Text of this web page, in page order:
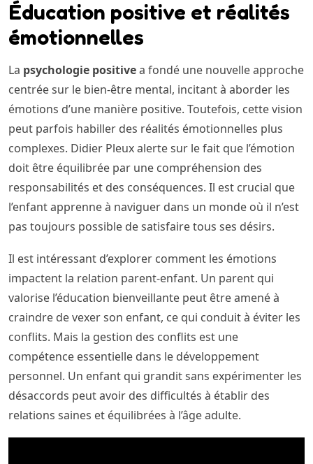
Éducation positive et réalités
émotionnelles
La psychologie positivea fondé une nouvelle approche
centrée sur le bien-être mental, incitant à aborder les
émotions d’une manière positive. Toutefois, cette vision
peut parfois habiller des réalités émotionnelles plus
complexes. Didier Pleux alerte sur le fait que l’émotion
doit être équilibrée par une compréhension des
responsabilités et des conséquences. Il est crucial que
l’enfant apprenne à naviguer dans un monde où il n’est
pas toujours possible de satisfaire tous ses désirs.
Il est intéressant d’explorer comment les émotions
impactent la relation parent-enfant. Un parent qui
valorise l’éducation bienveillante peut être amené à
craindre de vexer son enfant, ce qui conduit à éviter les
conflits. Mais la gestion des conflits est une
compétence essentielle dans le développement
personnel. Un enfant qui grandit sans expérimenter les
désaccords peut avoir des difficultés à établir des
relations saines et équilibrées à l’âge adulte.